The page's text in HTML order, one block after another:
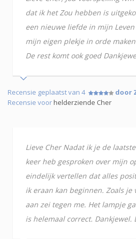
dat ik het Zou hebben is
een nieuwe liefde in mijn
mijn eigen plekje in orde
De rest komt ook goed
Recensie geplaatst van 4 door
Recensie voorhelderziende Cher
Lieve Cher Nadat ik je de
keer heb gesproken over mijn
eindelijk vertellen dat alles
ik eraan kan beginnen. Zoals je
aan zei tegen me. Het lampje
is helemaal correct. Dankjewel.